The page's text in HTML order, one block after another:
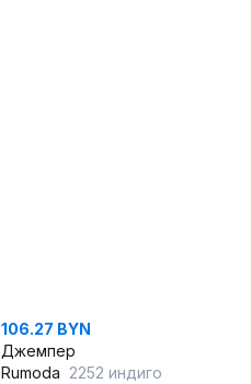
106.27 BYN
Джемпер
Rumoda 2252 индиго